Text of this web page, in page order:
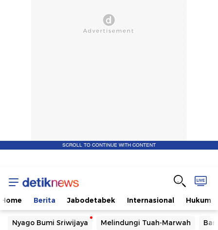
SCROLL TO CONTINUE WITH CONTENT
Home Berita Jabodetabek Internasional Hukum
Nyago Bumi Sriwijaya Melindungi Tuah-Marwah